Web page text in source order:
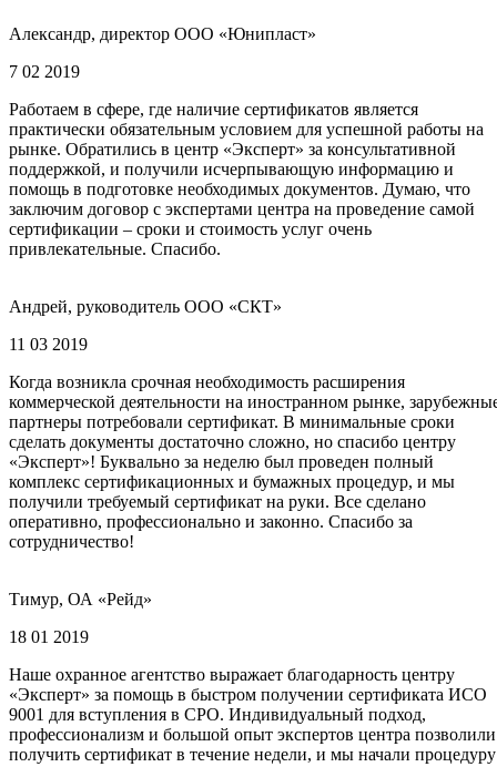
Александр, директор ООО «Юнипласт»
7 02 2019
Работаем в сфере, где наличие сертификатов является
практически обязательным условием для успешной работы на
рынке. Обратились в центр «Эксперт» за консультативной
поддержкой, и получили исчерпывающую информацию и
помощь в подготовке необходимых документов. Думаю, что
заключим договор с экспертами центра на проведение самой
сертификации – сроки и стоимость услуг очень
привлекательные. Спасибо.
Андрей, руководитель ООО «СКТ»
11 03 2019
Когда возникла срочная необходимость расширения
коммерческой деятельности на иностранном рынке,
партнеры потребовали сертификат. В минимальные сроки
сделать документы достаточно сложно, но спасибо центру
«Эксперт»! Буквально за неделю был проведен полный
комплекс сертификационных и бумажных процедур, и мы
получили требуемый сертификат на руки. Все сделано
оперативно, профессионально и законно. Спасибо за
сотрудничество!
Тимур, ОА «Рейд»
18 01 2019
Наше охранное агентство выражает благодарность центру
«Эксперт» за помощь в быстром получении сертификата ИСО
9001 для вступления в СРО. Индивидуальный подход,
профессионализм и большой опыт экспертов центра позволили
получить сертификат в течение недели, и мы начали процедуру